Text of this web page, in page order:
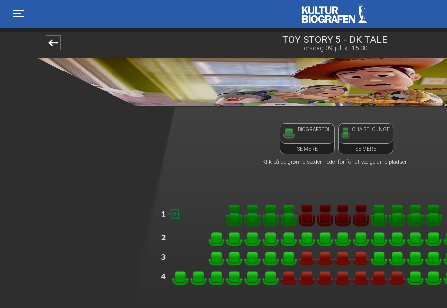
Kulturbiografen
TOY STORY 5 - DK TALE
torsdag 09. juli kl. 15:30
BIOGRAFSTOL
SE MERE
CHAISELOUNGE
SE MERE
Klik på de grønne sæder nedenfor for at vælge dine pladser
1step-front02 124030